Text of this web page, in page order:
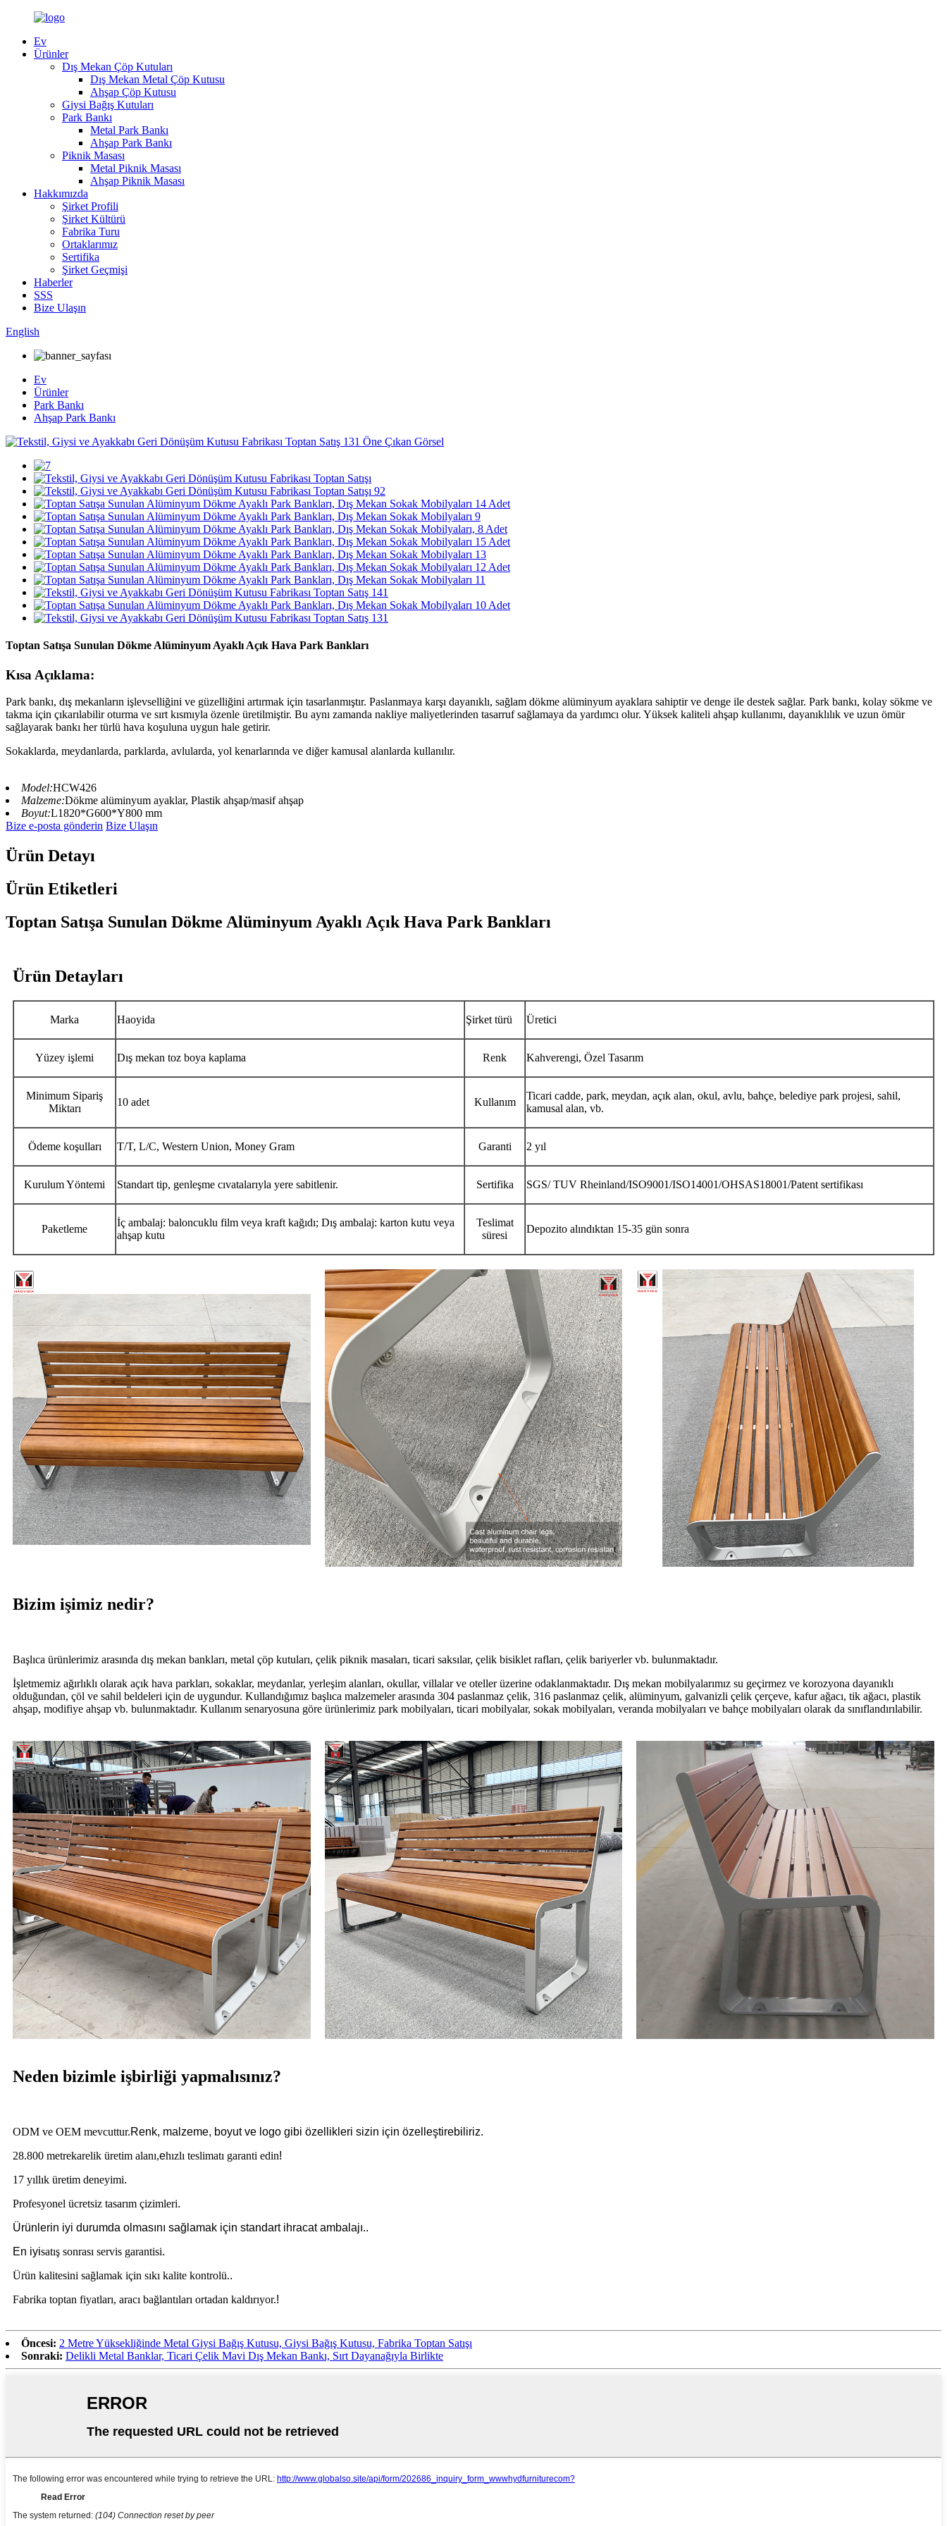
Ev
Ürünler
Dış Mekan Çöp Kutuları
Dış Mekan Metal Çöp Kutusu
Ahşap Çöp Kutusu
Giysi Bağış Kutuları
Park Bankı
Metal Park Bankı
Ahşap Park Bankı
Piknik Masası
Metal Piknik Masası
Ahşap Piknik Masası
Hakkımızda
Şirket Profili
Şirket Kültürü
Fabrika Turu
Ortaklarımız
Sertifika
Şirket Geçmişi
Haberler
SSS
Bize Ulaşın
English
Ev
Ürünler
Park Bankı
Ahşap Park Bankı
Toptan Satışa Sunulan Dökme Alüminyum Ayaklı Açık Hava Park Bankları
Kısa Açıklama:
Park bankı, dış mekanların işlevselliğini ve güzelliğini artırmak için tasarlanmıştır. Paslanmaya karşı dayanıklı, sağlam dökme alüminyum ayaklara sahiptir ve denge ile destek sağlar. Park bankı, kolay sökme ve
takma için çıkarılabilir oturma ve sırt kısmıyla özenle üretilmiştir. Bu aynı zamanda nakliye maliyetlerinden tasarruf sağlamaya da yardımcı olur. Yüksek kaliteli ahşap kullanımı, dayanıklılık ve uzun ömür
sağlayarak bankı her türlü hava koşuluna uygun hale getirir.
Sokaklarda, meydanlarda, parklarda, avlularda, yol kenarlarında ve diğer kamusal alanlarda kullanılır.
Model:HCW426
Malzeme:Dökme alüminyum ayaklar, Plastik ahşap/masif ahşap
Boyut:L1820*G600*Y800 mm
Bize e-posta gönderin Bize Ulaşın
Ürün Detayı
Ürün Etiketleri
Toptan Satışa Sunulan Dökme Alüminyum Ayaklı Açık Hava Park Bankları
Ürün Detayları
Marka Haoyida Şirket türü Üretici
Yüzey işlemi Dış mekan toz boya kaplama Renk Kahverengi, Özel Tasarım
Minimum Sipariş
Miktarı
10 adet Kullanım
Ticari cadde, park, meydan, açık alan, okul, avlu, bahçe, belediye park projesi, sahil,
kamusal alan, vb.
Ödeme koşulları T/T, L/C, Western Union, Money Gram Garanti 2 yıl
Kurulum Yöntemi Standart tip, genleşme cıvatalarıyla yere sabitlenir. Sertifika SGS/ TUV Rheinland/ISO9001/ISO14001/OHSAS18001/Patent sertifikası
Paketleme
İç ambalaj: baloncuklu film veya kraft kağıdı; Dış ambalaj: karton kutu veya
ahşap kutu
Teslimat
süresi
Depozito alındıktan 15-35 gün sonra
Bizim işimiz nedir?
Başlıca ürünlerimiz arasında dış mekan bankları, metal çöp kutuları, çelik piknik masaları, ticari saksılar, çelik bisiklet rafları, çelik bariyerler vb. bulunmaktadır.
İşletmemiz ağırlıklı olarak açık hava parkları, sokaklar, meydanlar, yerleşim alanları, okullar, villalar ve oteller üzerine odaklanmaktadır. Dış mekan mobilyalarımız su geçirmez ve korozyona dayanıklı
olduğundan, çöl ve sahil beldeleri için de uygundur. Kullandığımız başlıca malzemeler arasında 304 paslanmaz çelik, 316 paslanmaz çelik, alüminyum, galvanizli çelik çerçeve, kafur ağacı, tik ağacı, plastik
ahşap, modifiye ahşap vb. bulunmaktadır. Kullanım senaryosuna göre ürünlerimiz park mobilyaları, ticari mobilyalar, sokak mobilyaları, veranda mobilyaları ve bahçe mobilyaları olarak da sınıflandırılabilir.
Neden bizimle işbirliği yapmalısınız?
ODM ve OEM mevcuttur.Renk, malzeme, boyut ve logo gibi özellikleri sizin için özelleştirebiliriz.
28.800 metrekarelik üretim alanı,ehızlı teslimatı garanti edin!
17 yıllık üretim deneyimi.
Profesyonel ücretsiz tasarım çizimleri.
Ürünlerin iyi durumda olmasını sağlamak için standart ihracat ambalajı..
En iyisatış sonrası servis garantisi.
Ürün kalitesini sağlamak için sıkı kalite kontrolü..
Fabrika toptan fiyatları, aracı bağlantıları ortadan kaldırıyor.!
Öncesi: 2 Metre Yüksekliğinde Metal Giysi Bağış Kutusu, Giysi Bağış Kutusu, Fabrika Toptan Satışı
Sonraki: Delikli Metal Banklar, Ticari Çelik Mavi Dış Mekan Bankı, Sırt Dayanağıyla Birlikte